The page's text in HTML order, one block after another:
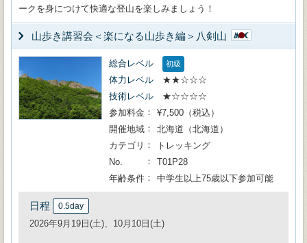
ークを身につけて快適な登山を楽しみましょう！
山歩き講習会＜楽になる山歩き編＞八剣山
総合レベル 初級
体力レベル
★★☆☆☆
技術レベル
★☆☆☆☆
参加料金
¥7,500（税込）
開催地域
北海道（北海道）
カテゴリ
トレッキング
No.
T01P28
年齢条件
中学生以上75歳以下参加可能
日程 0.5day
2026年9月19日(土)、10月10日(土)